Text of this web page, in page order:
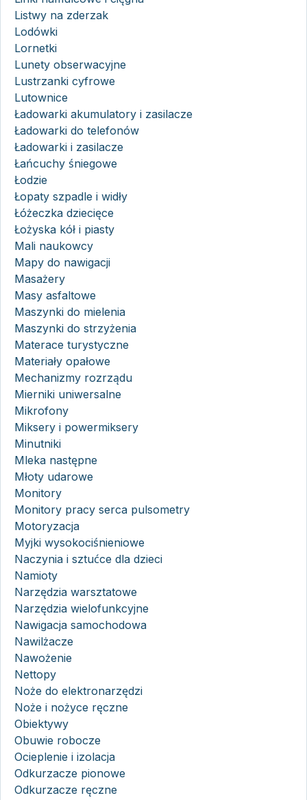
Listwy na zderzak
Lodówki
Lornetki
Lunety obserwacyjne
Lustrzanki cyfrowe
Lutownice
Ładowarki akumulatory i zasilacze
Ładowarki do telefonów
Ładowarki i zasilacze
Łańcuchy śniegowe
Łodzie
Łopaty szpadle i widły
Łóżeczka dziecięce
Łożyska kół i piasty
Mali naukowcy
Mapy do nawigacji
Masażery
Masy asfaltowe
Maszynki do mielenia
Maszynki do strzyżenia
Materace turystyczne
Materiały opałowe
Mechanizmy rozrządu
Mierniki uniwersalne
Mikrofony
Miksery i powermiksery
Minutniki
Mleka następne
Młoty udarowe
Monitory
Monitory pracy serca pulsometry
Motoryzacja
Myjki wysokociśnieniowe
Naczynia i sztućce dla dzieci
Namioty
Narzędzia warsztatowe
Narzędzia wielofunkcyjne
Nawigacja samochodowa
Nawilżacze
Nawożenie
Nettopy
Noże do elektronarzędzi
Noże i nożyce ręczne
Obiektywy
Obuwie robocze
Ocieplenie i izolacja
Odkurzacze pionowe
Odkurzacze ręczne